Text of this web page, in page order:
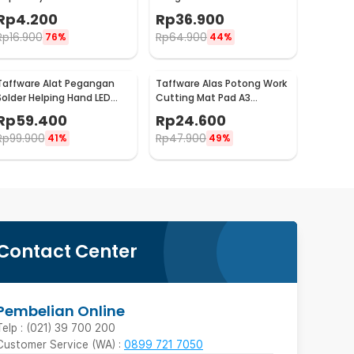
4.200
16.900 76%
WW082
Rp36.900
Rp64.900 44%
Alat Pegangan
Helping Hand LED
59.400
99.900 41%
Taffware Alas Potong Work
Cutting Mat Pad A3
45x30cm
Rp24.600
Rp47.900 49%
Center
Online
: (021) 39 700 200
Service (WA) : 0899 721 7050